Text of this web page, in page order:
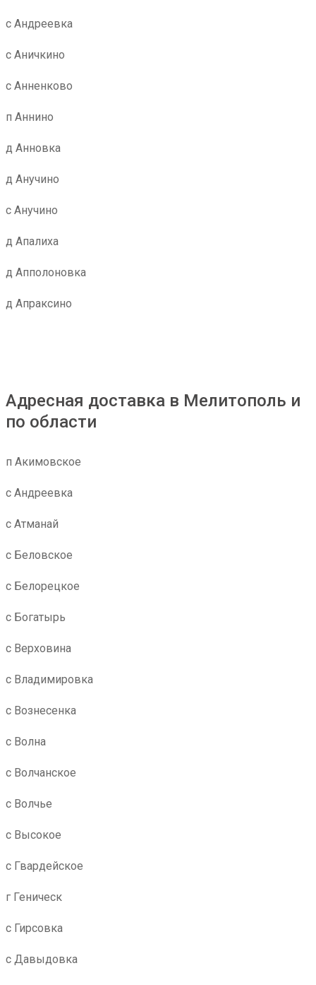
с Андреевка
с Аничкино
с Анненково
п Аннино
д Анновка
д Анучино
с Анучино
д Апалиха
д Апполоновка
д Апраксино
Адресная доставка в Мелитополь и
по области
п Акимовское
с Андреевка
с Атманай
с Беловское
с Белорецкое
с Богатырь
с Верховина
с Владимировка
с Вознесенка
с Волна
с Волчанское
с Волчье
с Высокое
с Гвардейское
г Геническ
с Гирсовка
с Давыдовка